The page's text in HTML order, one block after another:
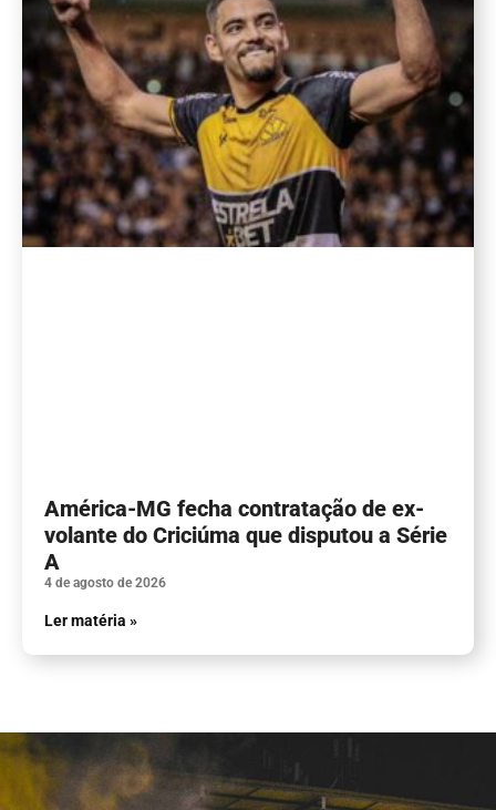
América-MG fecha contratação de ex-
volante do Criciúma que disputou a Série
A
4 de agosto de 2026
Ler matéria »